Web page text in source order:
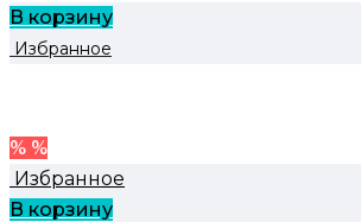
В корзину
Избранное
% %
Избранное
В корзину